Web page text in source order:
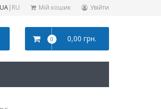
UA| RU Мій кошик Увійти
0 0,00 грн.